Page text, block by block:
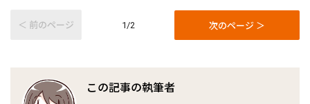
＜ 前のページ 1/2 次のページ ＞
この記事の執筆者